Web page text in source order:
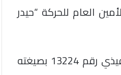
العام للحركة “حيدر
وتم اتخاذ إجراءات التصنيف للحركة باعتبارها جماعة إرهابية، وفقًا للأمر التنفيذي رقم 13224 بصيغته